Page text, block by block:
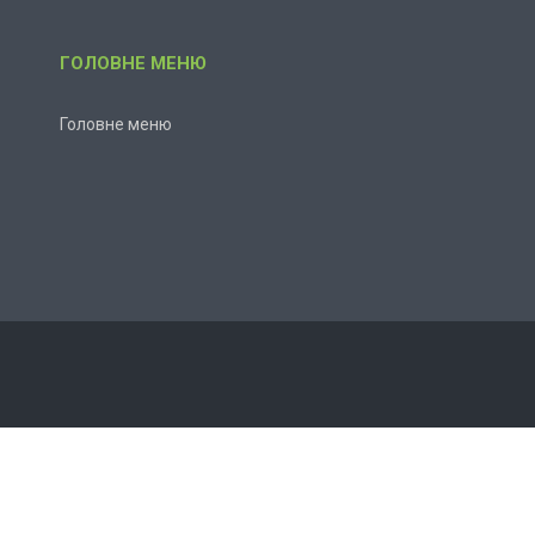
ГОЛОВНЕ МЕНЮ
Головне меню